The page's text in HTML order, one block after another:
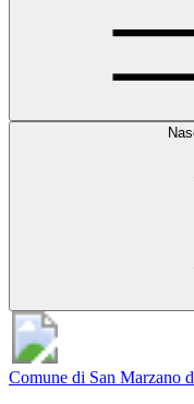
Comune di San Marzano